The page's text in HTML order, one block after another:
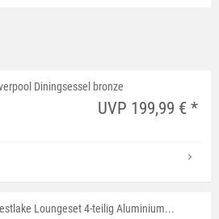
Diningsessel bronze
UVP 199,99 € *
Loungeset 4-teilig Aluminium...